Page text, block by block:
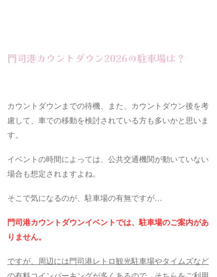
門司港カウントダウン2026の駐車場は？
カウントダウンまでの待機、また、カウントダウン後を考
慮して、車での移動を検討されている方も多いかと思いま
す。
イベントの時間によっては、公共交通機関が動いていない
場合も想定されますよね。
そこで気になるのが、駐車場の有無ですが…
門司港カウントダウンイベントでは、駐車場のご案内があ
りません。
ですが、周辺には門司港レトロ観光駐車場やタイムズなど